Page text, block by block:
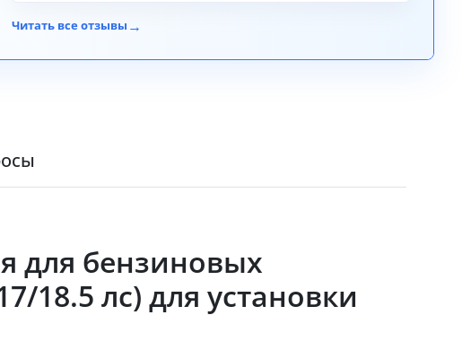
Читать все отзывы →
для бензиновых
18.5 лс) для установки